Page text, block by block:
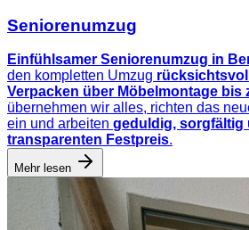
Seniorenumzug
Einfühlsamer Seniorenumzug in
den kompletten Umzug
Verpacken über Möbelmontage bis
übernehmen wir alles, richten das
ein und arbeiten geduldig, sorgfältig
transparenten Festpreis.
Mehr lesen